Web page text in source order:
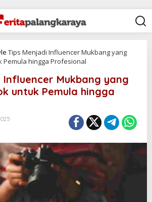
Tips Menjadi Influencer Mukbang yang
Pemula hingga Profesional
Influencer Mukbang yang
untuk Pemula hingga